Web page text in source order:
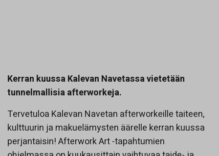
Kerran kuussa Kalevan Navetassa vietetään
tunnel­mal­li­sia after­workeja.
Tervetuloa Kalevan Navetan afterworkeille taiteen,
kulttuurin ja makuelämysten äärelle kerran kuussa
perjantaisin! Afterwork Art -tapahtumien